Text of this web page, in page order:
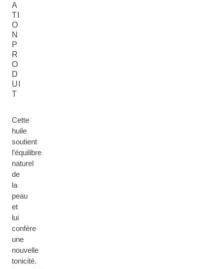
A
TI
O
N
P
R
O
D
UI
T
Cette
huile
soutient
l’équilibre
naturel
de
la
peau
et
lui
confère
une
nouvelle
tonicité.